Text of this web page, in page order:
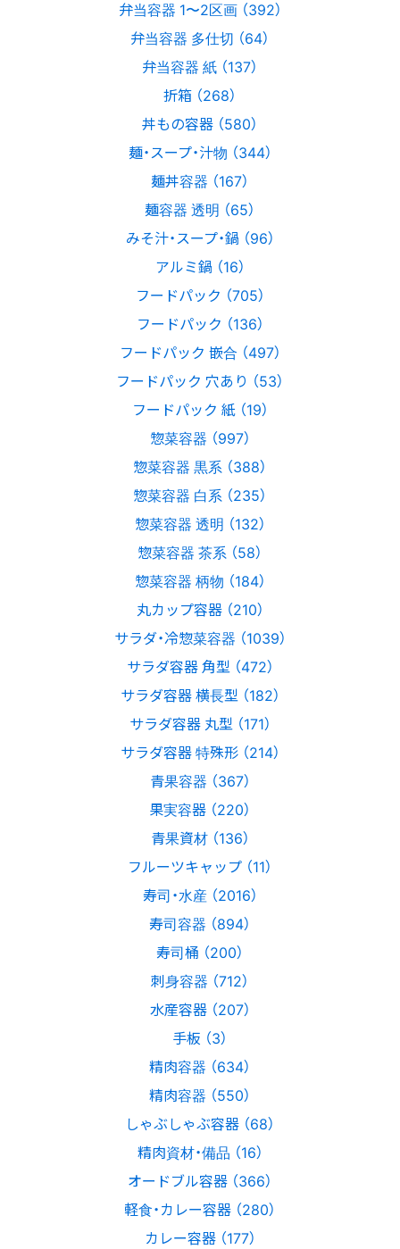
弁当容器 1〜2区画 （392）
弁当容器 多仕切 （64）
弁当容器 紙 （137）
折箱 （268）
丼もの容器 （580）
麺・スープ・汁物 （344）
麺丼容器 （167）
麺容器 透明 （65）
みそ汁・スープ・鍋 （96）
アルミ鍋 （16）
フードパック （705）
フードパック （136）
フードパック 嵌合 （497）
フードパック 穴あり （53）
フードパック 紙 （19）
惣菜容器 （997）
惣菜容器 黒系 （388）
惣菜容器 白系 （235）
惣菜容器 透明 （132）
惣菜容器 茶系 （58）
惣菜容器 柄物 （184）
丸カップ容器 （210）
サラダ・冷惣菜容器 （1039）
サラダ容器 角型 （472）
サラダ容器 横長型 （182）
サラダ容器 丸型 （171）
サラダ容器 特殊形 （214）
青果容器 （367）
果実容器 （220）
青果資材 （136）
フルーツキャップ （11）
寿司・水産 （2016）
寿司容器 （894）
寿司桶 （200）
刺身容器 （712）
水産容器 （207）
手板 （3）
精肉容器 （634）
精肉容器 （550）
しゃぶしゃぶ容器 （68）
精肉資材・備品 （16）
オードブル容器 （366）
軽食・カレー容器 （280）
カレー容器 （177）